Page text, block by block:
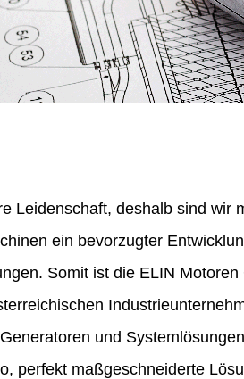
Leidenschaft, deshalb sind wir
ein bevorzugter
Somit ist die ELIN
und
perfekt maßgeschneiderte